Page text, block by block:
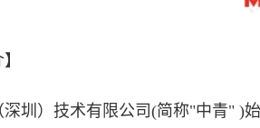
圳）技术有限公司(简称"中青" )